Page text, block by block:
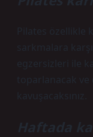
Pilates özellikle
sarkmalara
egzersizleri ile
toparlanacak
kavuşacaksınız.
Haftada